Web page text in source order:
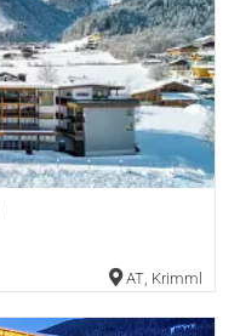
AT, Krimml